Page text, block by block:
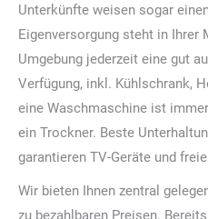
Unterkünfte weisen sogar
Eigenversorgung steht in Ihrer
Umgebung jederzeit eine gut
Verfügung, inkl. Kühlschrank,
eine Waschmaschine ist
ein Trockner. Beste
garantieren TV-Geräte und
Wir bieten Ihnen zentral
zu bezahlbaren Preisen.